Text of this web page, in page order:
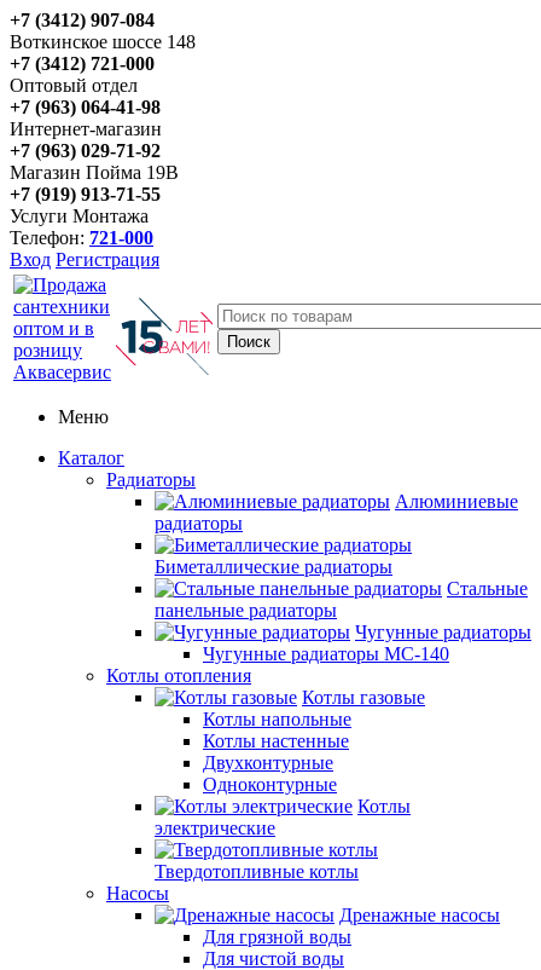
+7 (3412) 907-084
Воткинское шоссе 148
+7 (3412) 721-000
Оптовый отдел
+7 (963) 064-41-98
Интернет-магазин
+7 (963) 029-71-92
Магазин Пойма 19В
+7 (919) 913-71-55
Услуги Монтажа
Телефон: 721-000
Вход Регистрация
Меню
Каталог
Радиаторы
Алюминиевые
радиаторы
Биметаллические радиаторы
Стальные
панельные радиаторы
Чугунные радиаторы
Чугунные радиаторы МС-140
Котлы отопления
Котлы газовые
Котлы напольные
Котлы настенные
Двухконтурные
Одноконтурные
Котлы
электрические
Твердотопливные котлы
Насосы
Дренажные насосы
Для грязной воды
Для чистой воды